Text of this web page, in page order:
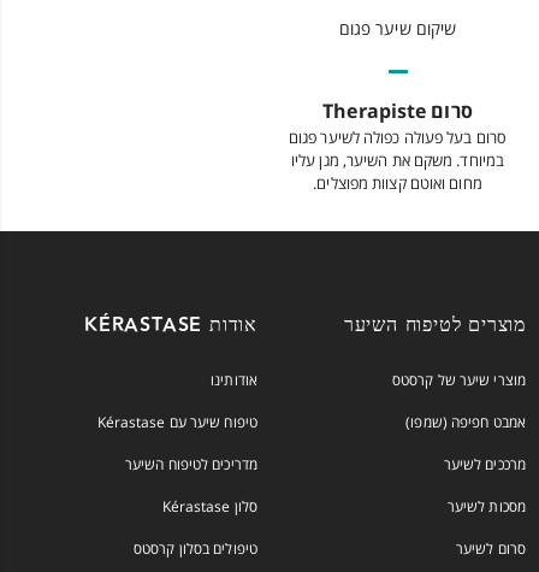
שיקום שיער פגום
סרום Therapiste
סרום בעל פעולה כפולה לשיער פגום
במיוחד. משקם את השיער, מגן עליו
מחום ואוטם קצוות מפוצלים.
מוצרים לטיפוח השיער
מוצרי שיער של קרסטס
אמבט חפיפה (שמפו)
מרככים לשיער
מסכות לשיער
סרום לשיער
אודות KÉRASTASE
אודותינו
טיפוח שיער עם Kérastase
מדריכים לטיפוח השיער
סלון Kérastase
טיפולים בסלון קרסטס